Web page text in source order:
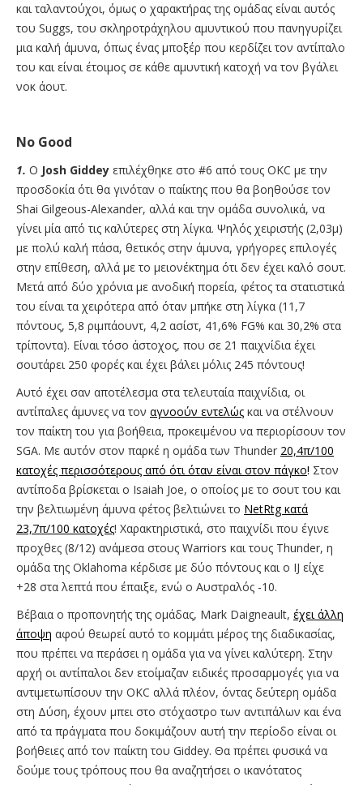
και ταλαντούχοι, όμως ο χαρακτήρας της ομάδας είναι αυτός
του Suggs, του σκληροτράχηλου αμυντικού που πανηγυρίζει
μια καλή άμυνα, όπως ένας μποξέρ που κερδίζει τον αντίπαλο
του και είναι έτοιμος σε κάθε αμυντική κατοχή να τον βγάλει
νοκ άουτ.
No Good
1. O Josh Giddey επιλέχθηκε στο #6 από τους OKC με την
προσδοκία ότι θα γινόταν ο παίκτης που θα βοηθούσε τον
Shai Gilgeous-Alexander, αλλά και την ομάδα συνολικά, να
γίνει μία από τις καλύτερες στη λίγκα. Ψηλός χειριστής (2,03μ)
με πολύ καλή πάσα, θετικός στην άμυνα, γρήγορες επιλογές
στην επίθεση, αλλά με το μειονέκτημα ότι δεν έχει καλό σουτ.
Μετά από δύο χρόνια με ανοδική πορεία, φέτος τα στατιστικά
του είναι τα χειρότερα από όταν μπήκε στη λίγκα (11,7
πόντους, 5,8 ριμπάουντ, 4,2 ασίστ, 41,6% FG% και 30,2% στα
τρίποντα). Είναι τόσο άστοχος, που σε 21 παιχνίδια έχει
σουτάρει 250 φορές και έχει βάλει μόλις 245 πόντους!
Αυτό έχει σαν αποτέλεσμα στα τελευταία παιχνίδια, οι
αντίπαλες άμυνες να τον αγνοούν εντελώς και να στέλνουν
τον παίκτη του για βοήθεια, προκειμένου να περιορίσουν τον
SGA. Με αυτόν στον παρκέ η ομάδα των Thunder 20,4π/100
κατοχές περισσότερους από ότι όταν είναι στον πάγκο! Στον
αντίποδα βρίσκεται ο Isaiah Joe, ο οποίος με το σουτ του και
την βελτιωμένη άμυνα φέτος βελτιώνει το NetRtg κατά
23,7π/100 κατοχές! Χαρακτηριστικά, στο παιχνίδι που έγινε
προχθες (8/12) ανάμεσα στους Warriors και τους Thunder, η
ομάδα της Oklahoma κέρδισε με δύο πόντους και ο IJ είχε
+28 στα λεπτά που έπαιξε, ενώ ο Αυστραλός -10.
Βέβαια ο προπονητής της ομάδας, Mark Daigneault, έχει άλλη
άποψη αφού θεωρεί αυτό το κομμάτι μέρος της διαδικασίας,
που πρέπει να περάσει η ομάδα για να γίνει καλύτερη. Στην
αρχή οι αντίπαλοι δεν ετοίμαζαν ειδικές προσαρμογές για να
αντιμετωπίσουν την OKC αλλά πλέον, όντας δεύτερη ομάδα
στη Δύση, έχουν μπει στο στόχαστρο των αντιπάλων και ένα
από τα πράγματα που δοκιμάζουν αυτή την περίοδο είναι οι
βοήθειες από τον παίκτη του Giddey. Θα πρέπει φυσικά να
δούμε τους τρόπους που θα αναζητήσει ο ικανότατος